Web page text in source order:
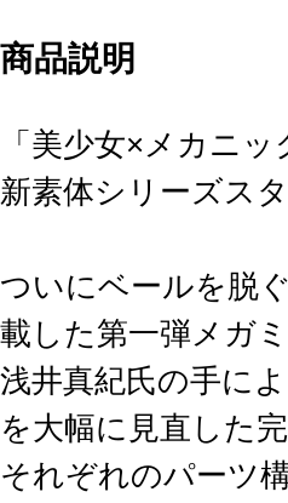
商品説明
「美少女×メカニ
新素体シリーズスタ
ついにベールを脱
載した第一弾メガ
浅井真紀氏の手に
を大幅に見直した
それぞれのパーツ